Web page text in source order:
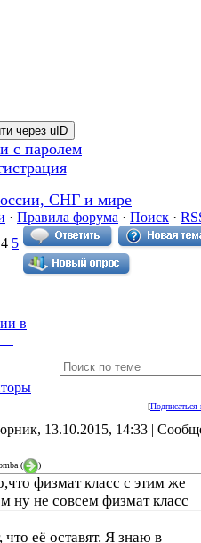
через uID
с паролем
СНГ и мире
· Правила форума · Поиск ·
4 5
в
—
[Подписаться
13.10.2015, 14:33 |
( )
физмат класс с этим же
ну не совсем физмат класс
что её оставят. Я знаю в